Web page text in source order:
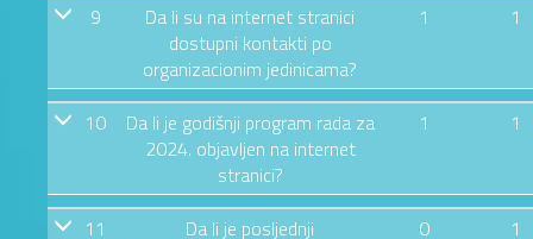
9
Da li su na internet stranici
dostupni kontakti po
organizacionim jedinicama?
1 1
10
Da li je godišnji program rada za
2024. objavljen na internet
stranici?
1 1
11
Da li je posljednji
0 1